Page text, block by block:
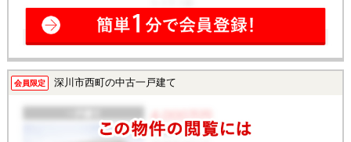
会員限定 深川市西町の中古一戸建て